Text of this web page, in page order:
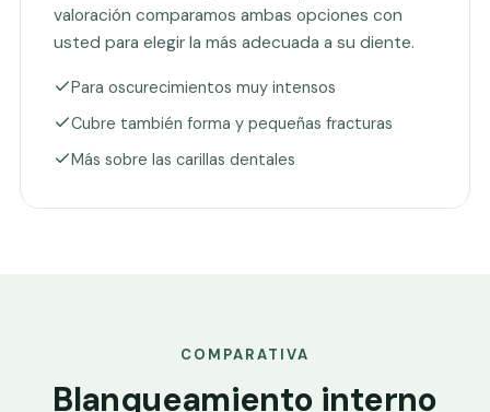
valoración comparamos ambas opciones con
usted para elegir la más adecuada a su diente.
Para oscurecimientos muy intensos
Cubre también forma y pequeñas fracturas
Más sobre las carillas dentales
COMPARATIVA
Blanqueamiento interno